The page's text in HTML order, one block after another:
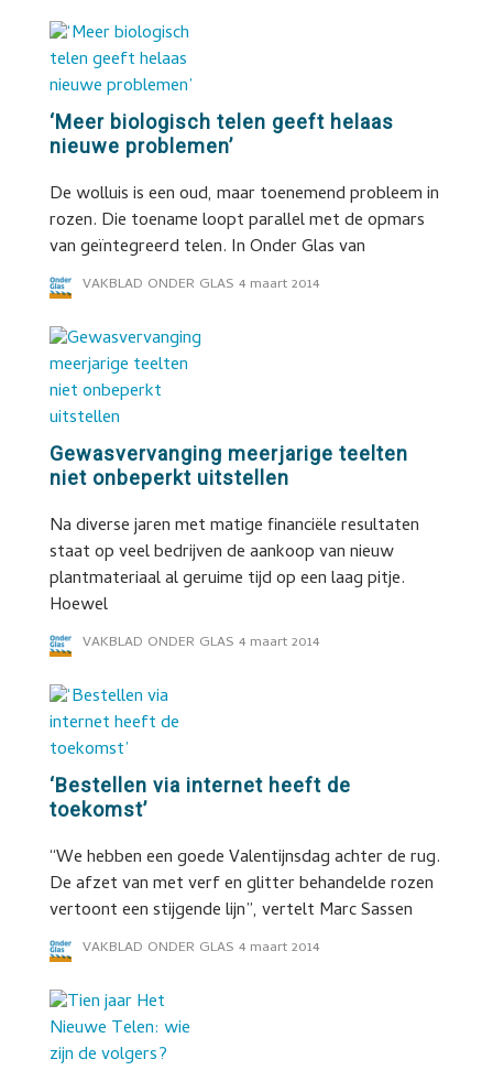
‘Meer biologisch telen geeft helaas
nieuwe problemen’
De wolluis is een oud, maar toenemend probleem in
rozen. Die toename loopt parallel met de opmars
van geïntegreerd telen. In Onder Glas van
VAKBLAD ONDER GLAS 4 maart 2014
Gewasvervanging meerjarige teelten
niet onbeperkt uitstellen
Na diverse jaren met matige financiële resultaten
staat op veel bedrijven de aankoop van nieuw
plantmateriaal al geruime tijd op een laag pitje.
Hoewel
VAKBLAD ONDER GLAS 4 maart 2014
‘Bestellen via internet heeft de
toekomst’
“We hebben een goede Valentijnsdag achter de rug.
De afzet van met verf en glitter behandelde rozen
vertoont een stijgende lijn”, vertelt Marc Sassen
VAKBLAD ONDER GLAS 4 maart 2014